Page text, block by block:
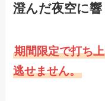
澄んだ夜空に
期間限定で打ち
逃せません。